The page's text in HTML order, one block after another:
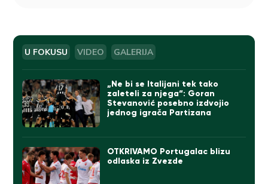
U FOKUSU VIDEO GALERIJA
„Ne bi se Italijani tek tako
zaleteli za njega“: Goran
Stevanović posebno izdvojio
jednog igrača Partizana
OTKRIVAMO Portugalac blizu
odlaska iz Zvezde